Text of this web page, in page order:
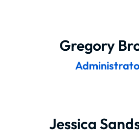
Gregory
Jessica